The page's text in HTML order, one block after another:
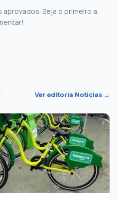
Seja o primeiro a
Ver editoria Notícias →